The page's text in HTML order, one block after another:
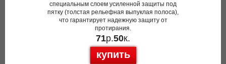
специальным слоем усиленной защиты под
пятку (толстая рельефная выпуклая полоса),
что гарантирует надежную защиту от
протирания.
71р.50к.
купить